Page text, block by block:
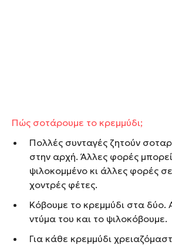
Πώς σοτάρουμε το κρεμμύδι;
Πολλές συνταγές ζητούν
στην αρχή. Άλλες φορές μπορεί
ψιλοκομμένο κι άλλες φορές
χοντρές φέτες.
Κόβουμε το κρεμμύδι στα δύο.
ντύμα του και το ψιλοκόβουμε.
Για κάθε κρεμμύδι